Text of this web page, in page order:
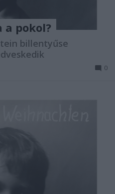
a pokol?
billentyűse
0